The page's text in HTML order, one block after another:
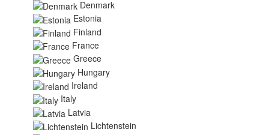
Denmark
Estonia
Finland
France
Greece
Hungary
Ireland
Italy
Latvia
Lichtenstein